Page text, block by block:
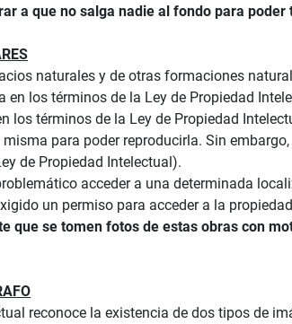
a que no salga nadie al fondo para poder
naturales y de otras formaciones
en los términos de la Ley de Propiedad
los términos de la Ley de Propiedad
para poder reproducirla. Sin embargo,
de Propiedad Intelectual).
acceder a una determinada
un permiso para acceder a la
que se tomen fotos de estas obras con
reconoce la existencia de dos tipos de